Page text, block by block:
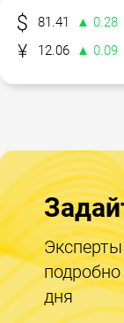
81.41 ▲ 0.28
12.06
▲ 0.09
подробно
дня